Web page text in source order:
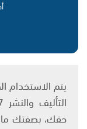
حقك، بصفتك